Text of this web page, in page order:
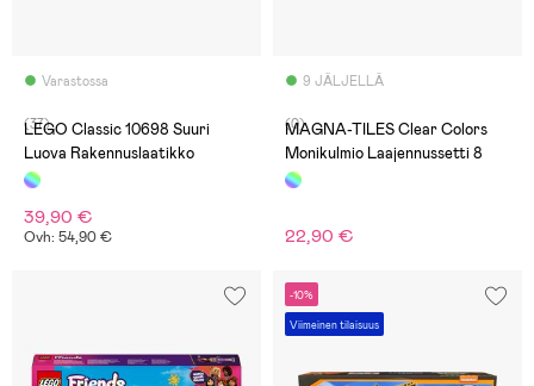
Varastossa
(37)
LEGO Classic 10698 Suuri
Luova Rakennuslaatikko
39,90 €
Ovh: 54,90 €
9 JÄLJELLÄ
(0)
MAGNA-TILES Clear Colors
Monikulmio Laajennussetti 8
22,90 €
-10%
Viimeinen tilaisuus